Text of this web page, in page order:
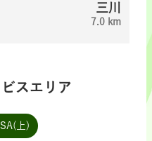
三川
7.0 km
スエリア
上)